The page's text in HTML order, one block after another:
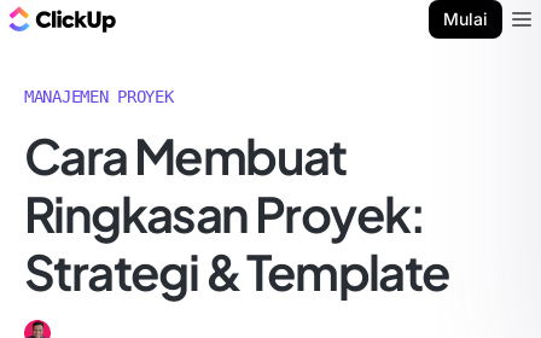
Mulai
MANAJEMEN PROYEK
Cara Membuat
Ringkasan Proyek:
Strategi & Template